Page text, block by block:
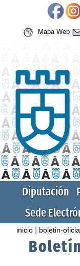
Mapa Web
Diputación
Sede
inicio boletin-